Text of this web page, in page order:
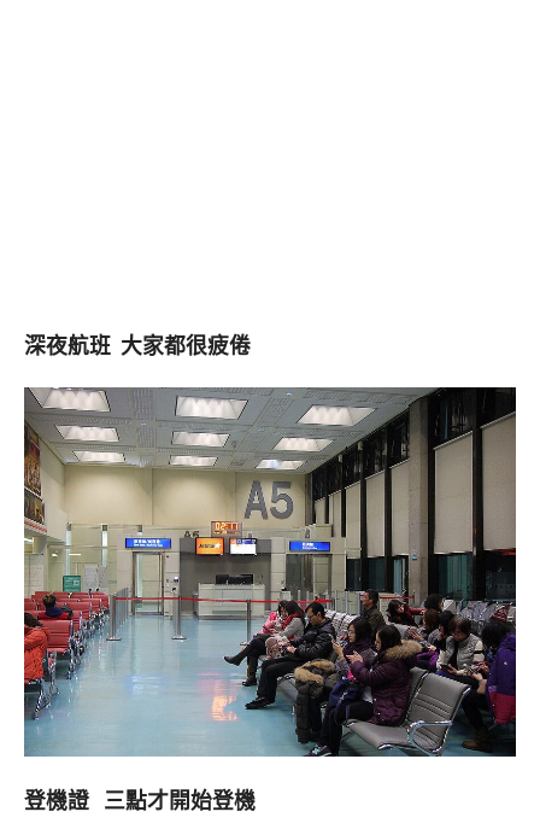
深夜航班 大家都很疲倦
登機證 三點才開始登機